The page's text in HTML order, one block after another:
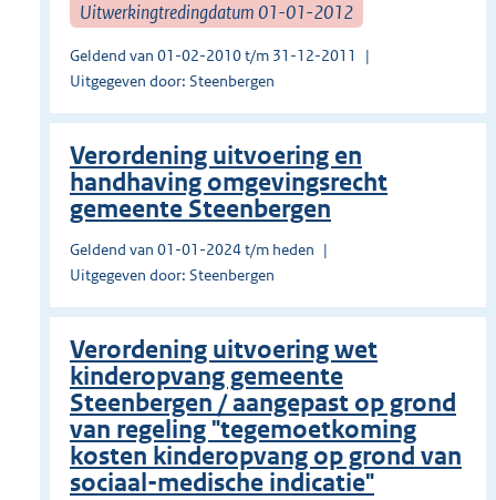
Uitwerkingtredingdatum 01-01-2012
Geldend van 01-02-2010 t/m 31-12-2011
Uitgegeven door: Steenbergen
Verordening uitvoering en
handhaving omgevingsrecht
gemeente Steenbergen
Geldend van 01-01-2024 t/m heden
Uitgegeven door: Steenbergen
Verordening uitvoering wet
kinderopvang gemeente
Steenbergen / aangepast op grond
van regeling "tegemoetkoming
kosten kinderopvang op grond van
sociaal-medische indicatie"